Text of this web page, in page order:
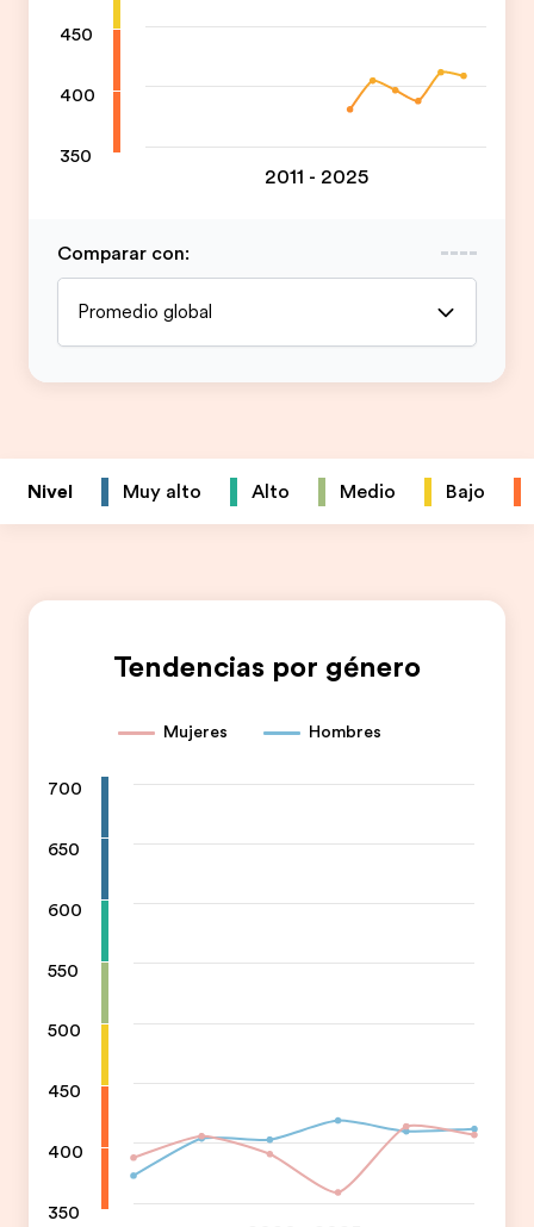
450
400
350
2011 - 2025
Comparar con:
Promedio global
Nivel Muy alto Alto Medio Bajo
Tendencias por género
Mujeres Hombres
700
650
600
550
500
450
400
350